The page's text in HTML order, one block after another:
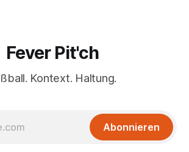
Fever Pit'ch
Kontext. Haltung.
Abonnieren